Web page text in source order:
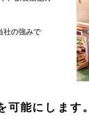
社の強みで
可能にします。